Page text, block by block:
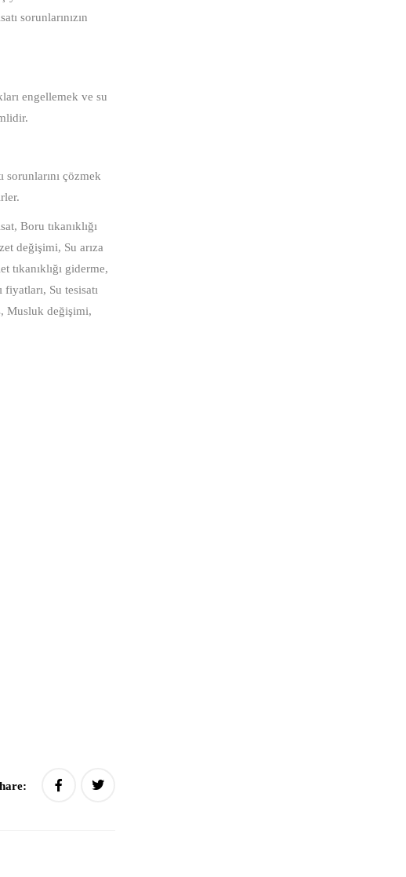
sorunlarınızın
engellemek ve su
çözmek
Boru tıkanıklığı
değişimi, Su arıza
tıkanıklığı giderme,
fiyatları, Su tesisatı
Musluk değişimi,